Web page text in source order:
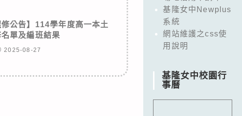
修公告】114學年度高一本土
單及編班結果
2025-08-27
基隆女中Newplus
系統
網站維護之css使
用說明
基隆女中校園行
事曆